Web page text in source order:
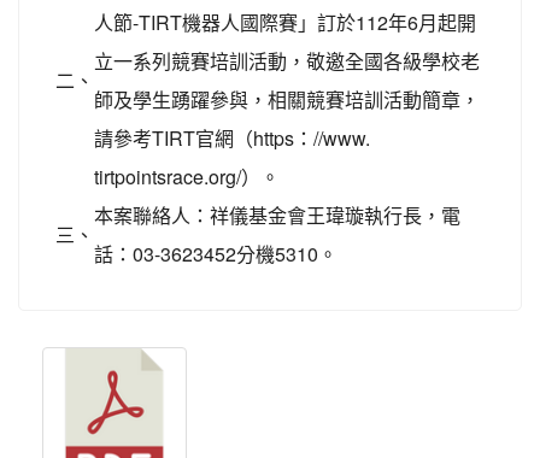
二、
人節-TIRT機器人國際賽」訂於112年6月起開
立一系列競賽培訓活動，敬邀全國各級學校老
師及學生踴躍參與，相關競賽培訓活動簡章，
請參考TIRT官網（https：//www.
tirtpointsrace.org/）。
三、
本案聯絡人：祥儀基金會王瑋璇執行長，電
話：03-3623452分機5310。